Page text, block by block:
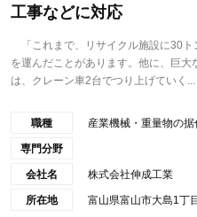
工事などに対応
「これまで、リサイクル施設に30ト
を運んだことがあります。他に、巨
は、クレーン車2台でつり上げていく...
職種 産業機械・重量物の据
専門分野
会社名 株式会社伸成工業
所在地 富山県富山市大島1丁